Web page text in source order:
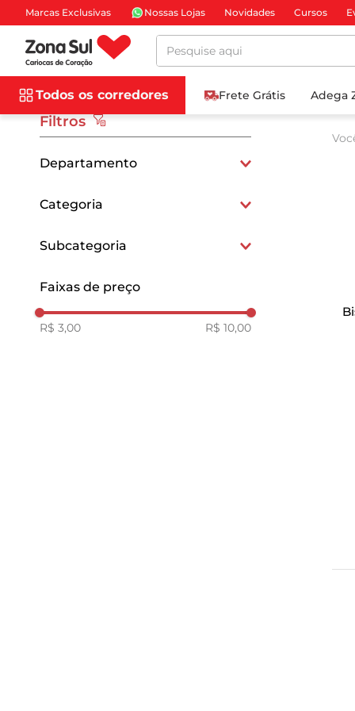
Marcas Exclusivas Nossas Lojas Novidades Cursos
Pesquise aqui
Todos os corredores Frete Grátis Adega
Filtros
Departamento
Categoria
Subcategoria
Faixas de preço
R$ 3,00 R$ 10,00